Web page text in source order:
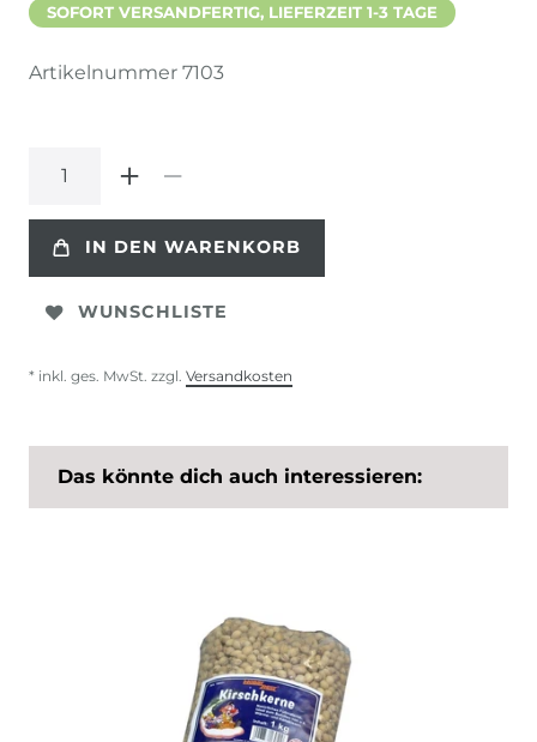
SOFORT VERSANDFERTIG, LIEFERZEIT 1-3 TAGE
Artikelnummer 7103
IN DEN WARENKORB
WUNSCHLISTE
* inkl. ges. MwSt. zzgl. Versandkosten
Das könnte dich auch interessieren: